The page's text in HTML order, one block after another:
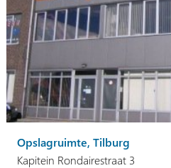
Opslagruimte, Tilburg
Kapitein Rondairestraat 3